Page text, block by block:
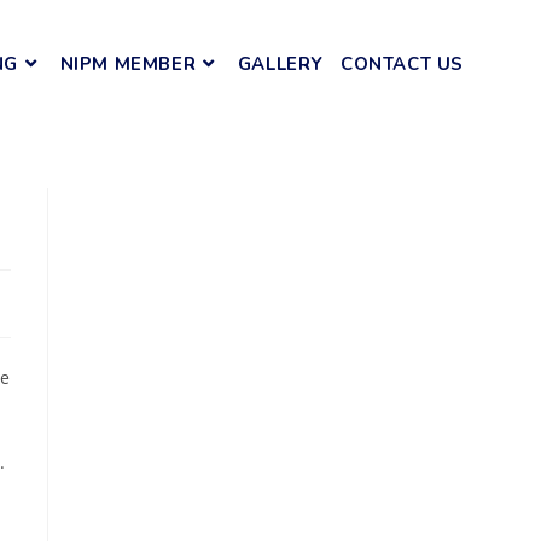
NIPM MEMBER GALLERY CONTACT US